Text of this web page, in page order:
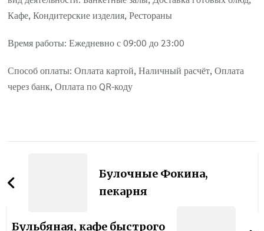
Кафе, Кондитерские изделия, Рестораны
Время работы: Ежедневно с 09:00 до 23:00
Способ оплаты: Оплата картой, Наличный расчёт, Оплата
через банк, Оплата по QR-коду
по
записям
Булочные Фокина,
пекарня
Бульбяная, кафе быстрого